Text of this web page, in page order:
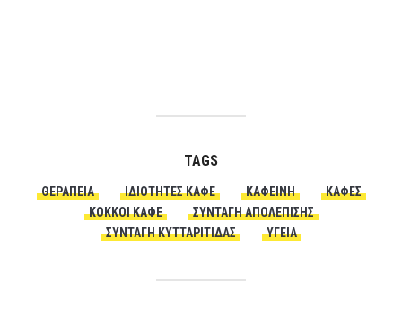
TAGS
ΘΕΡΑΠΕΊΑ ΙΔΙΟΤΗΤΕΣ ΚΑΦΕ ΚΑΦΕΙΝΗ
ΚΑΦΕΣ
ΚΟΚΚΟΙ ΚΑΦΕ
ΣΥΝΤΑΓΉ ΑΠΟΛΈΠΙΣΗΣ
ΣΥΝΤΑΓΉ ΚΥΤΤΑΡΙΤΙΔΑΣ
ΥΓΕΙΑ